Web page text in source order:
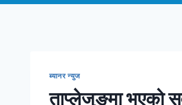
ब्यानर न्युज
ताप्लेजुङमा भएको